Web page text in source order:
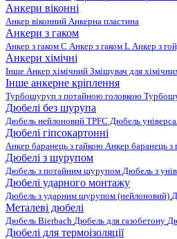
Анкери віконні
Анкер віконний Анкерна пластина
Анкери з гаком
Анкер з гаком C Анкер з гаком L Анкер з
Анкери хімічні
Інше Анкер хімічний Змішувач для
Інше анкерне кріплення
Турбошуруп з потайною головкою
Дюбелі без шурупа
Дюбель нейлоновий TPFC Дюбель
Дюбелі гіпсокартонні
Анкер баранець з гайкою Анкер баранець з
Дюбелі з шурупом
Дюбель з потайним шурупом Дюбель з
Дюбелі ударного монтажу
Дюбель з ударним шурупом (нейлоновий)
Металеві дюбелі
Дюбель Bierbach Дюбель для газобетону
Дюбелі для термоізоляції